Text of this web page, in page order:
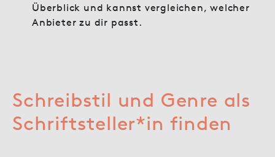
Überblick und kannst vergleichen, welcher
Anbieter zu dir passt.
Schreibstil und Genre als
Schriftsteller*in finden